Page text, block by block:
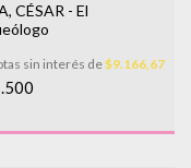
CÉSAR - El
sin interés de$9.166,67